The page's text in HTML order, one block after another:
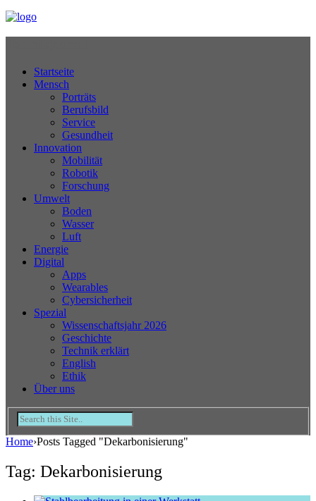
Startseite
Mensch
Porträts
Berufsbild
Service
Gesundheit
Innovation
Mobilität
Robotik
Forschung
Umwelt
Boden
Wasser
Luft
Energie
Digital
Apps
Wearables
Cybersicherheit
Spezial
Wissenschaftsjahr 2026
Geschichte
Technik erklärt
English
Ethik
Über uns
Home›Posts Tagged "Dekarbonisierung"
Tag: Dekarbonisierung